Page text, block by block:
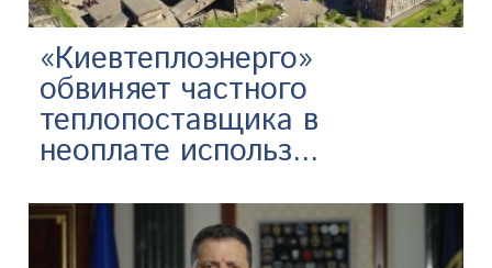
«Киевтеплоэнерго»
обвиняет частного
теплопоставщика в
неоплате использ...